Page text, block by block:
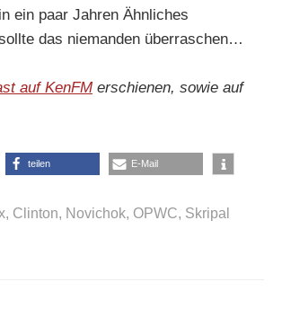
ein paar Jahren Ähnliches
das niemanden überraschen…
auf KenFM erschienen, sowie auf
teilen E-Mail
, Clinton, Novichok, OPWC, Skripal